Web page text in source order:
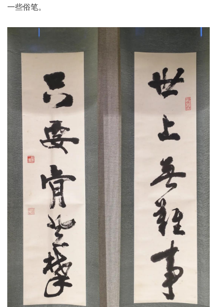
一些俗笔。